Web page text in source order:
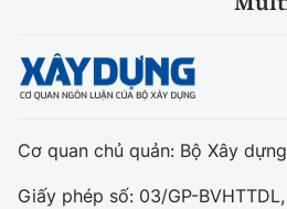
Cơ quan chủ quản: Bộ Xây dựng
Giấy phép số: 03/GP-